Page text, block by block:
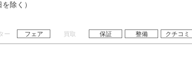
除く）
ー フェア 買取 保証 整備 クチコミ